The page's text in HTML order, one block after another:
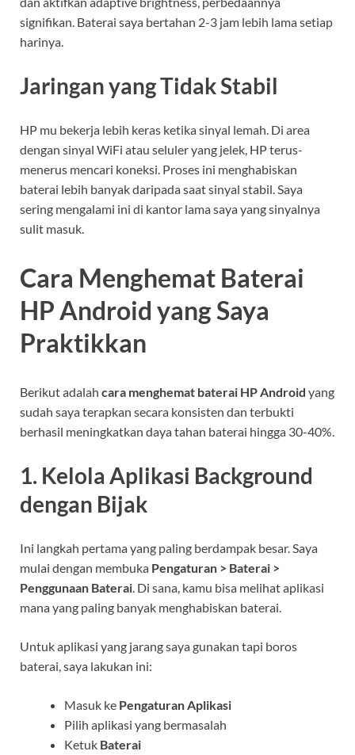
signifikan. Baterai saya bertahan 2-3 jam lebih lama setiap
harinya.
Jaringan yang Tidak Stabil
HP mu bekerja lebih keras ketika sinyal lemah. Di area
dengan sinyal WiFi atau seluler yang jelek, HP terus-
menerus mencari koneksi. Proses ini menghabiskan
baterai lebih banyak daripada saat sinyal stabil. Saya
sering mengalami ini di kantor lama saya yang sinyalnya
sulit masuk.
Cara Menghemat Baterai
HP Android yang Saya
Praktikkan
Berikut adalah cara menghemat baterai HP Android yang
sudah saya terapkan secara konsisten dan terbukti
berhasil meningkatkan daya tahan baterai hingga 30-40%.
1. Kelola Aplikasi Background
dengan Bijak
Ini langkah pertama yang paling berdampak besar. Saya
mulai dengan membuka Pengaturan > Baterai >
Penggunaan Baterai. Di sana, kamu bisa melihat aplikasi
mana yang paling banyak menghabiskan baterai.
Untuk aplikasi yang jarang saya gunakan tapi boros
baterai, saya lakukan ini:
Masuk ke Pengaturan Aplikasi
Pilih aplikasi yang bermasalah
Ketuk Baterai